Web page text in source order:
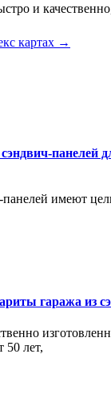
и
картах →
панелей
панелей имеют
гаража из
50 лет,